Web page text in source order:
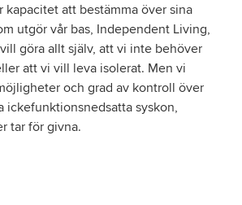
kapacitet att bestämma över sina
utgör vår bas, Independent Living,
göra allt själv, att vi inte behöver
att vi vill leva isolerat. Men vi
och grad av kontroll över
ickefunktionsnedsatta syskon,
tar för givna.